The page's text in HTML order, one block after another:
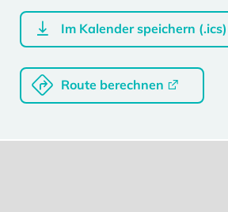
Im Kalender speichern (.ics)
Route berechnen